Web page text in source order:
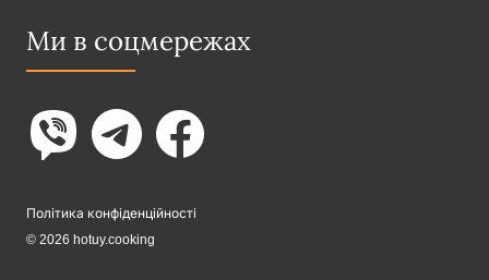
Ми в соцмережах
Політика конфіденційності
© 2026 hotuy.cooking